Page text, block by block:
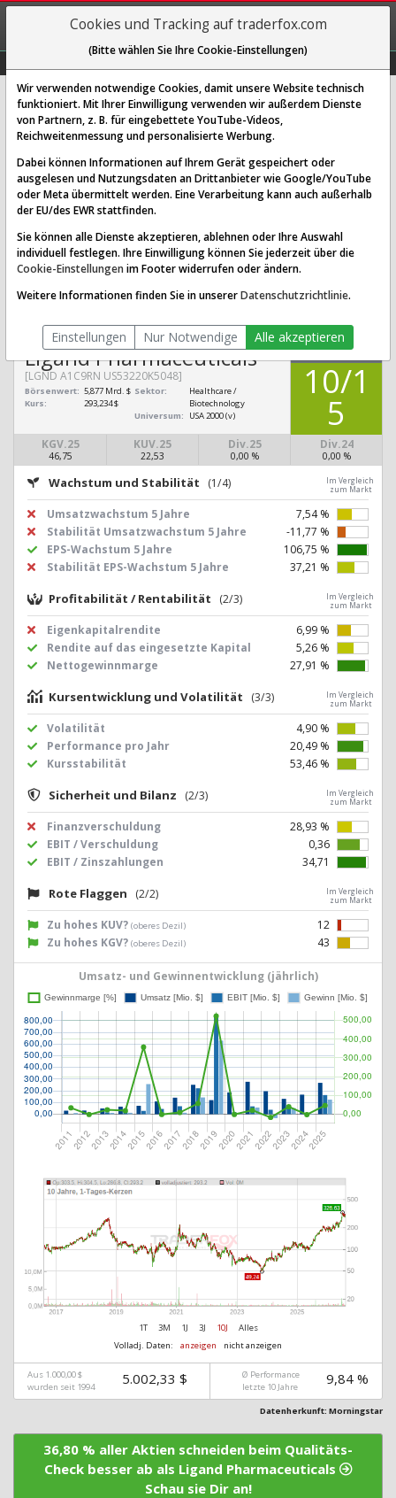
REGIS-
TRIEREN
Ligand Pharmaceuticals Aktie:
Realtime-Kurs & Analyse (A1C9RN
| LGND)
SCORING SYSTEMS:
Qualitäts-Check Dividenden-Check
Wachstums-Check
geeignet?
Ligand Pharmaceuticals
[LGND A1C9RN US53220K5048]
Börsenwert: 5,877 Mrd. $
Kurs:
293,234 $
Sektor:
Healthcare /
Biotechnology
Universum:
USA 2000 (v)
KGV.25
46,75
KUV.25
22,53
Div.25
0,00 %
Div.24
0,00 %
QUALITÄTS-
10/1
5
Wachstum und Stabilität (1/4)
Im Vergleich
zum Markt
Umsatzwachstum 5 Jahre
7,54 %
Stabilität Umsatzwachstum 5 Jahre
-11,77 %
EPS-Wachstum 5 Jahre
106,75 %
Stabilität EPS-Wachstum 5 Jahre
37,21 %
Profitabilität / Rentabilität (2/3)
Im Vergleich
zum Markt
Eigenkapitalrendite
6,99 %
Rendite auf das eingesetzte Kapital
5,26 %
Nettogewinnmarge
27,91 %
Kursentwicklung und Volatilität (3/3)
Im Vergleich
zum Markt
Volatilität
4,90 %
Performance pro Jahr
20,49 %
Kursstabilität
53,46 %
Sicherheit und Bilanz (2/3)
Im Vergleich
zum Markt
Finanzverschuldung
28,93 %
EBIT / Verschuldung
0,36
EBIT / Zinszahlungen
34,71
Rote Flaggen (2/2)
Im Vergleich
zum Markt
Zu hohes KUV? (oberes Dezil)
12
Zu hohes KGV? (oberes Dezil) 43
Umsatz- und Gewinnentwicklung (jährlich)
1T 3M 1J 3J 10J
Alles
Volladj. Daten:
anzeigen nicht anzeigen
Aus 1.000,00 $
wurden seit 1994
5.002,33 $
Ø Performance
letzte 10 Jahre
9,84 %
Datenherkunft: Morningstar
36,80 % aller Aktien schneiden beim Qualitäts-
Check besser ab als Ligand Pharmaceuticals
Schau sie Dir an!
Cookies und Tracking auf traderfox.com
(Bitte wählen Sie Ihre Cookie-Einstellungen)
Wir verwenden notwendige Cookies, damit unsere Website technisch
funktioniert. Mit Ihrer Einwilligung verwenden wir außerdem Dienste
von Partnern, z. B. für eingebettete YouTube-Videos,
Reichweitenmessung und personalisierte Werbung.
Dabei können Informationen auf Ihrem Gerät gespeichert oder
ausgelesen und Nutzungsdaten an Drittanbieter wie Google/YouTube
oder Meta übermittelt werden. Eine Verarbeitung kann auch außerhalb
der EU/des EWR stattfinden.
Sie können alle Dienste akzeptieren, ablehnen oder Ihre Auswahl
individuell festlegen. Ihre Einwilligung können Sie jederzeit über die
Cookie-Einstellungen im Footer widerrufen oder ändern.
Weitere Informationen finden Sie in unsererDatenschutzrichtlinie.
Einstellungen Nur Notwendige Alle akzeptieren